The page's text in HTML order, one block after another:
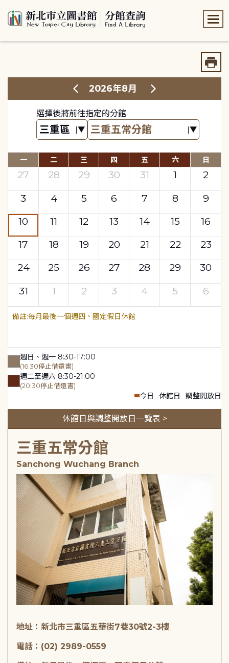
2026年8月
選擇後將前往指定的分館
一 二 三 四 五 六 日
27 28 29 30 31 1
2
3
4 5 6 7 8
9
10
11 12 13 14 15
16
17
18 19 20 21 22
23
24
25 26 27 28 29
30
31
1 2 3 4 5 6
每月最後一個週四、國定假日休館
週日、週一 8:30-17:00
(16:30停止借還書)
週二至週六 8:30-21:00
(20:30停止借還書)
今日 休館日 調整開放日
休館日與調整開放日一覽表 >
三重五常分館
Sanchong Wuchang Branch
地址：新北市三重區五華街7巷30號2-3樓
電話：(02) 2989-0559